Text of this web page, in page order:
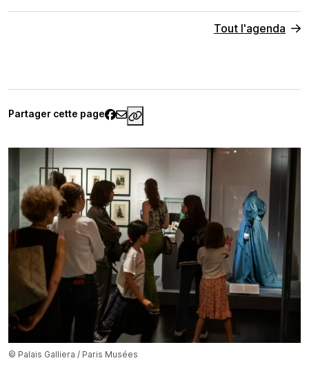
Tout l'agenda
Partager cette page https://
© Palais Galliera / Paris Musées